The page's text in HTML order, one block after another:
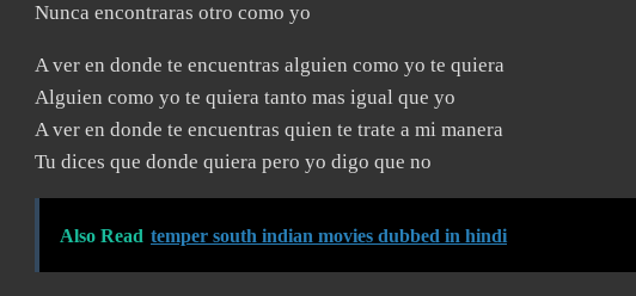
Nunca encontraras otro como yo
A ver en donde te encuentras alguien como yo te quiera
Alguien como yo te quiera tanto mas igual que yo
A ver en donde te encuentras quien te trate a mi manera
Tu dices que donde quiera pero yo digo que no
Also Read temper south indian movies dubbed in hindi